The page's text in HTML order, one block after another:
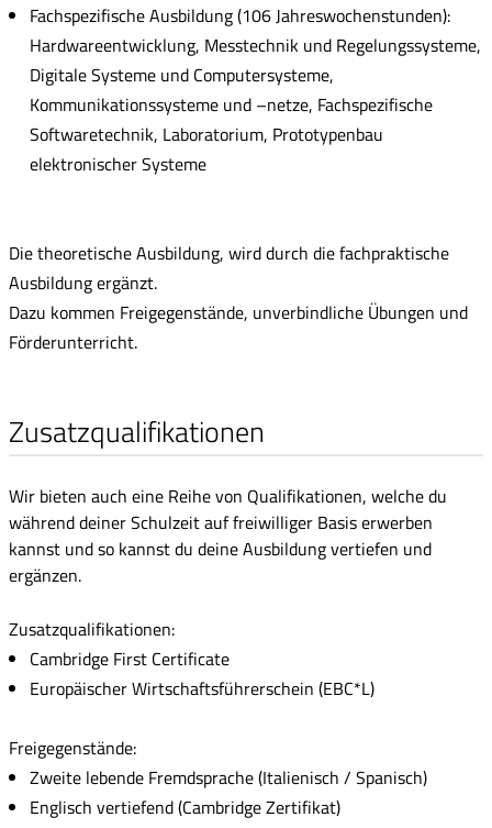
Fachspezifische Ausbildung (106 Jahreswochenstunden):
Hardwareentwicklung, Messtechnik und Regelungssysteme,
Digitale Systeme und Computersysteme,
Kommunikationssysteme und –netze, Fachspezifische
Softwaretechnik, Laboratorium, Prototypenbau
elektronischer Systeme
Die theoretische Ausbildung, wird durch die fachpraktische
Ausbildung ergänzt.
Dazu kommen Freigegenstände, unverbindliche Übungen und
Förderunterricht.
Zusatzqualifikationen
Wir bieten auch eine Reihe von Qualifikationen, welche du
während deiner Schulzeit auf freiwilliger Basis erwerben
kannst und so kannst du deine Ausbildung vertiefen und
ergänzen.
Zusatzqualifikationen:
Cambridge First Certificate
Europäischer Wirtschaftsführerschein (EBC*L)
Freigegenstände:
Zweite lebende Fremdsprache (Italienisch / Spanisch)
Englisch vertiefend (Cambridge Zertifikat)